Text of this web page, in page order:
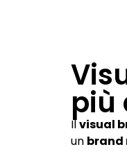
più
Ilvisual
un brand